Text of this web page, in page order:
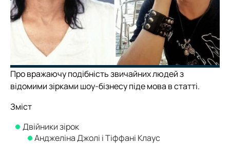
Про вражаючу подібність звичайних людей з
відомими зірками шоу-бізнесу піде мова в статті.
Зміст
Двійники зірок
Анджеліна Джолі і Тіффані Клаус